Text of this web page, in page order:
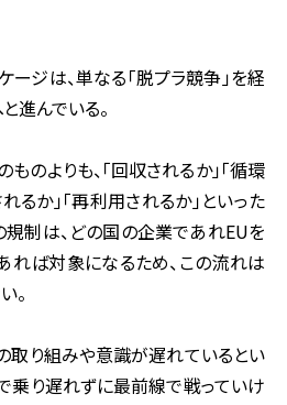
ジは、単なる「脱プラ競争」を経
進んでいる。
のよりも、「回収されるか」「循環
るか」「再利用されるか」といった
制は、どの国の企業であれEUを
れば対象になるため、この流れは
。
取り組みや意識が遅れているとい
乗り遅れずに最前線で戦っていけ